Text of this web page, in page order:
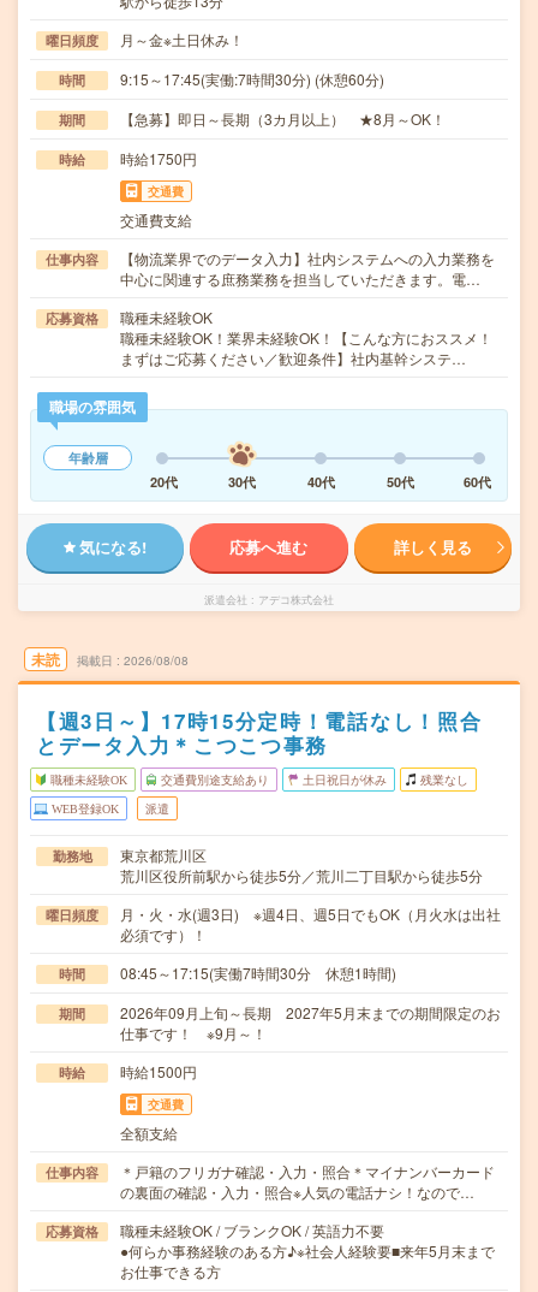
曜日頻度 月～金※土日休み！
時間 9:15～17:45(実働:7時間30分) (休憩60分)
期間 【急募】即日～長期（3カ月以上） ★8月～OK！
時給 時給1750円
交通費
交通費支給
仕事内容
【物流業界でのデータ入力】社内システムへの入力業務を
中心に関連する庶務業務を担当していただきます。電…
応募資格
職種未経験OK
職種未経験OK！業界未経験OK！【こんな方におススメ！
まずはご応募ください／歓迎条件】社内基幹システ…
職場の雰囲気
年齢層
20代
30代 40代 50代 60代
気になる! 応募へ進む 詳しく見る
派遣会社 アデコ株式会社
未読 掲載日 2026/08/08
【週3日～】17時15分定時！電話なし！照合
とデータ入力＊こつこつ事務
職種未経験OK 交通費別途支給あり 土日祝日が休み 残業なし
WEB登録OK 派遣
勤務地
東京都荒川区
荒川区役所前駅から徒歩5分／荒川二丁目駅から徒歩5分
曜日頻度
月・火・水(週3日) ※週4日、週5日でもOK（月火水は出社
必須です）！
時間 08:45～17:15(実働7時間30分 休憩1時間)
期間
2026年09月上旬～長期 2027年5月末までの期間限定のお
仕事です！ ※9月～！
時給 時給1500円
交通費
全額支給
仕事内容
＊戸籍のフリガナ確認・入力・照合＊マイナンバーカード
の裏面の確認・入力・照合※人気の電話ナシ！なので…
応募資格
職種未経験OK / ブランクOK / 英語力不要
●何らか事務経験のある方♪※社会人経験要■来年5月末まで
お仕事できる方